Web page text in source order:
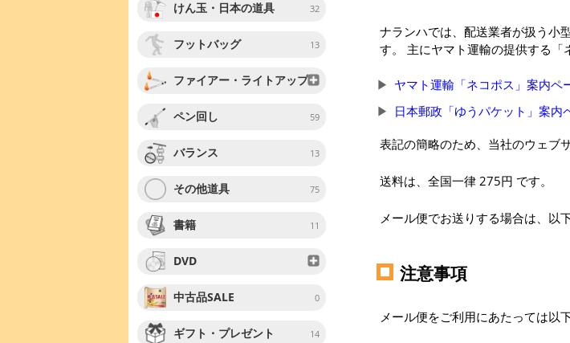
けん玉・日本の道具 32
フットバッグ 13
ファイアー・ライトアップ
ペン回し 59
バランス 13
その他道具 75
書籍 11
DVD
中古品SALE 0
ギフト・プレゼント 14
ナランハでは、配送業者が扱う小
す。 主にヤマト運輸の提供する「
ヤマト運輸「ネコポス」案内ペ
日本郵政「ゆうパケット」案内
表記の簡略のため、当社のウェブ
送料は、全国一律 275円 です。
メール便でお送りする場合は、以
注意事項
メール便をご利用にあたっては以